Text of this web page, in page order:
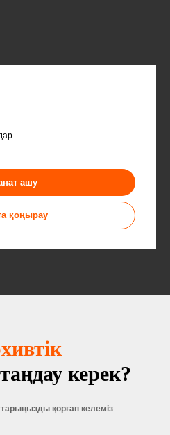
ашу
қоңырау
таңдау керек?
қорғап келеміз